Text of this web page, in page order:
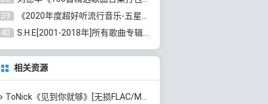
39
《2020年度超好听流行音乐-五星珍藏版10CD》[无损WAV/MP3/6.77GB]百度云网盘下载
40
S.H.E[2001-2018年]所有歌曲专辑打包[无损FLAC/MP3/16.05GB]百度云网盘下载
相关资源
ToNick《见到你就够》[无损FLAC/MP3/63MB]百度云网盘下载